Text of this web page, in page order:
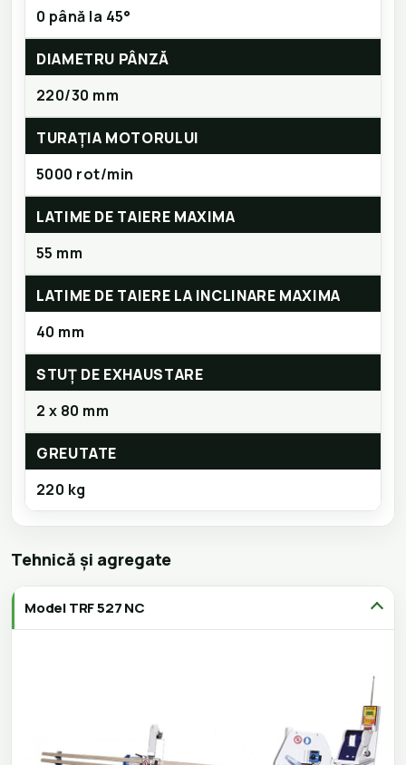
0 până la 45°
DIAMETRU PÂNZĂ
220/30 mm
TURAȚIA MOTORULUI
5000 rot/min
LATIME DE TAIERE MAXIMA
55 mm
LATIME DE TAIERE LA INCLINARE MAXIMA
40 mm
STUȚ DE EXHAUSTARE
2 x 80 mm
GREUTATE
220 kg
Tehnică și agregate
Model TRF 527 NC